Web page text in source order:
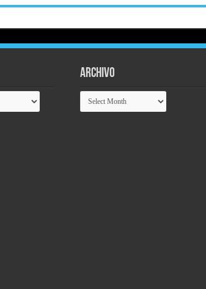
Archivo
Archivo